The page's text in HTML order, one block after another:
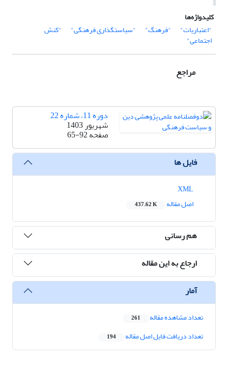
کلیدواژه‌ها
"اعتباریات"
"فرهنگ" "سیاستگذاری فرهنگی" "کنش
اجتماعی"
مراجع
دوره 11، شماره 22
شهریور 1403
صفحه65-92
فایل ها
اصل مقاله
437.62 K
هم رسانی
ارجاع به این مقاله
آمار
تعداد مشاهده مقاله 261
تعداد دریافت فایل اصل مقاله 194